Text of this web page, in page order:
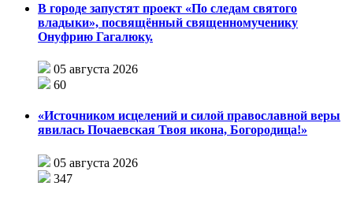
В городе запустят проект «По следам святого
владыки», посвящённый священномученику
Онуфрию Гагалюку.
05 августа 2026
60
«Источником исцелений и силой православной веры
явилась Почаевская Твоя икона, Богородица!»
05 августа 2026
347